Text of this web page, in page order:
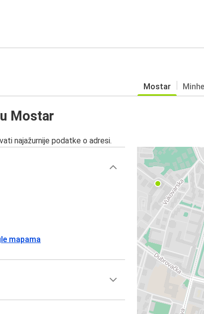
Mostar
Mostar
najažurnije podatke o adresi.
mapama